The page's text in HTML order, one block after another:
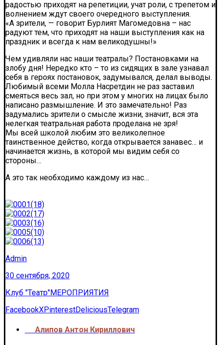
радостью приходят на репетиции, учат роли, с трепетом и
волнением ждут своего очередного выступления.
«А зрители, — говорит Бурлият Магомедовна – нас
радуют тем, что приходят на наши выступления как на
праздник и всегда к нам великодушны!»
Чем удивляли нас наши театралы? Постановками на
злобу дня! Нередко кто – то из сидящих в зале узнавал
себя в героях постановок, задумывался, делал выводы.
Любимый всеми Молла Насретдин не раз заставил
смеяться весь зал, но при этом у многих на лицах было
написано размышление. И это замечательно! Раз
задумались зрители о смысле жизни, значит, вся эта
нелегкая театральная работа проделана не зря!
Мы всей школой любим это великолепное
таинственное действо, когда открывается занавес… и
начинается жизнь, в которой мы видим себя со
стороны…
А это так необходимо каждому из нас…
Admin
30 сентября, 2020
Клуб "Театр"МЕРОПРИЯТИЯ
FacebookXPinterestDeliciousTelegram
Алипов Антон Кириллович